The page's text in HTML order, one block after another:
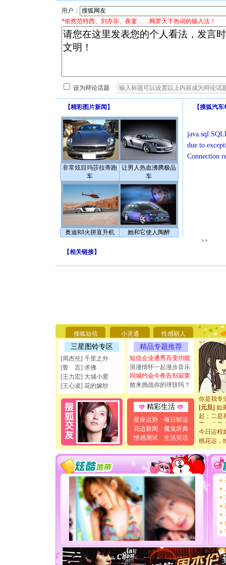
用户：
*依然范特西、刘亦菲、夜宴……网罗天下热词的输入法！
设为辩论话题
【精彩图片新闻 】
非常炫目玛莎拉蒂跑
车
让男人热血沸腾极品
车
奥迪R8火拼直升机 她和它使人陶醉
【搜狐汽车
due to
Connection
>>
【相关链接】
搜狐短信 小灵通 性感丽人
三星图铃专区
[周杰伦] 千里之外
[誓 言] 求佛
[王力宏] 大城小爱
[王心凌] 花的嫁纱
精品专题推荐
短信企业通秀百变功能
浪漫情怀一起漫步音乐
同城约会今夜告别寂寞
敢来挑战你的球技吗？
精彩生活
星座运势
每日财运
花边新闻
魔鬼辞典
情感测试
生活笑话
要平安！
[圣诞节]
能正大光
天都要快
[圣诞节]
如意,快
[元旦]看
断电。爱
你是我专
[元旦] 如
起；二是
离。水晶
[元旦]当
泣，这痛
[春节]风
颜！冬
道一声平
[春节]
传
片叶子
送你一
[圣诞节]
你太多
要平安
[圣诞节]
能正大
天都要快
[圣诞节]
今日运程
桃花运，